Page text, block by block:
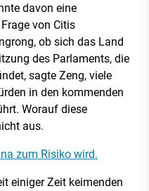
davon eine
von Citis
ob sich das Land
des Parlaments, die
sagte Zeng, viele
in den kommenden
Worauf diese
aus.
zum Risiko wird.
einiger Zeit keimenden